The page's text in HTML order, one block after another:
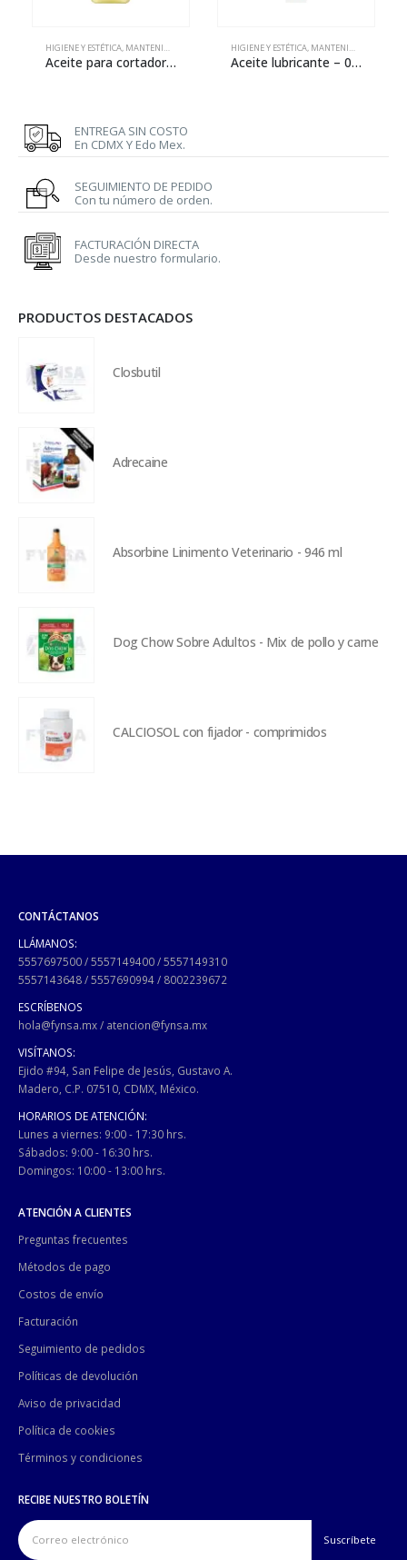
HIGIENE Y ESTÉTICA, MANTENIMIENTO
Aceite para cortadoras – 500 ml
HIGIENE Y ESTÉTICA, MANTENIMIENTO
Aceite lubricante – 0.5 oz
ENTREGA SIN COSTO
En CDMX Y Edo Mex.
SEGUIMIENTO DE PEDIDO
Con tu número de orden.
FACTURACIÓN DIRECTA
Desde nuestro formulario.
PRODUCTOS DESTACADOS
Closbutil
Adrecaine
Absorbine Linimento Veterinario - 946 ml
Dog Chow Sobre Adultos - Mix de pollo y carne
CALCIOSOL con fijador - comprimidos
CONTÁCTANOS
LLÁMANOS:
5557697500/5557149400/5557149310
5557143648/5557690994/ 8002239672
ESCRÍBENOS
hola@fynsa.mx/ atencion@fynsa.mx
VISÍTANOS:
Ejido #94, San Felipe de Jesús, Gustavo A.
Madero, C.P. 07510, CDMX, México.
HORARIOS DE ATENCIÓN:
Lunes a viernes: 9:00 - 17:30 hrs.
Sábados: 9:00 - 16:30 hrs.
Domingos: 10:00 - 13:00 hrs.
ATENCIÓN A CLIENTES
Preguntas frecuentes
Métodos de pago
Costos de envío
Facturación
Seguimiento de pedidos
Políticas de devolución
Aviso de privacidad
Política de cookies
Términos y condiciones
RECIBE NUESTRO BOLETÍN